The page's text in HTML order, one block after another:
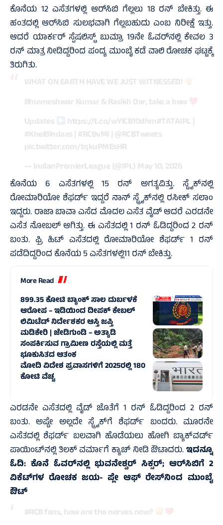
ಕೊನೆಯ 12 ಎಸೆತಗಳಲ್ಲಿ ಆರ್‌ಸಿಬಿ ಗೆಲ್ಲಲು 18 ರನ್‌ ಬೇಕಿತ್ತು. ಈ
ಹಂತದಲ್ಲಿ ಆರ್‌ಸಿಬಿ ಸುಲಭವಾಗಿ ಗೆಲ್ಲಬಹುದು ಎಂಬ ನಿರೀಕ್ಷೆ ಇತ್ತು.
ಆದರೆ ಯಾರ್ಕರ್‌ ಸ್ಪೆಷಲಿಸ್ಟ್‌ ಬುಮ್ರಾ 19ನೇ ಓವರ್‌ನಲ್ಲಿ ಕೇವಲ 3
ರನ್‌ ಮಾತ್ರ ನೀಡಿದ್ದರಿಂದ ಪಂದ್ಯ ಮುಂಬೈ ಕಡೆ ವಾಲಿ ರೋಚಕ ಘಟ್ಟಕ್ಕೆ
ತಿರುಗಿತು.
WHAT ON EARTH HAVE WE JUST WITNESSED!
Bhuvneshwar Kumar & Rasikh Dar, take a bow
Updates
https://t.co/wYlCB10dhm#TATAIPL |
#KhelBindaas |#RCBvMI |@RCBTweets
pic.twitter.com/tqkuPMEsHR
— IndianPremierLeague (@IPL) May 10, 2026
ಕೊನೆಯ 6 ಎಸೆತಗಳಲ್ಲಿ 15 ರನ್‌ ಅಗತ್ಯವಿತ್ತು. ಸ್ಟೈಕ್‌ನಲ್ಲಿ
ರೋಮಾರಿಯೋ ಶೆಫರ್ಡ್‌ ಇದ್ದರೆ ನಾನ್‌ ಸ್ಟ್ರೈಕ್‌ನಲ್ಲಿ ರಸೀಕ್‌ ಸಲಾಂ
ಇದ್ದರು. ರಾಜಾ ಬಾವಾ ಎಸೆದ ಮೊದಲ ಎಸೆತ ವೈಡ್‌ ಆದರೆ ಎರಡನೇ
ಎಸೆತ ನೋಬಲ್‌ ಆಗಿತ್ತು. ಈ ಎಸೆತದಲ್ಲಿ 1 ರನ್‌ ಓಡಿದ್ದರಿಂದ 2 ರನ್‌
ಬಂತು. ಫ್ರಿ ಹಿಟ್‌ ಎಸೆತದಲ್ಲಿ ರೋಮಾರಿಯೋ ಶೆಫರ್ಡ್‌ 1 ರನ್‌
ಪಡೆದಿದ್ದರಿಂದ ಕೊನೆಯ 5 ಎಸೆತಗಳಲ್ಲಿ11 ರನ್‌ ಬೇಕಿತ್ತು.
More Read
899.35 ಕೋಟಿ ಬ್ಯಾಂಕ್‌ ಸಾಲ ದುರ್ಬಳಕೆ
ಆರೋಪ – ಇಡಿಯಿಂದ ದೀಪಕ್ ಕೇಬಲ್
ಲಿಮಿಟೆಡ್‌ ನಿರ್ದೇಶಕರ ಆಸ್ತಿ ಜಪ್ತಿ
ಮಡಿಕೇರಿ | ಜೇಡಿಗುಂಡಿ – ಅತ್ಯಾಡಿ
ಸಂಪರ್ಕಿಸುವ ಗ್ರಾಮೀಣ ರಸ್ತೆಯಲ್ಲಿ ಮತ್ತೆ
ಭೂಕುಸಿತದ ಆತಂಕ
ಮೋದಿ ವಿದೇಶ ಪ್ರವಾಸಗಳಿಗೆ 2025ರಲ್ಲಿ 180
ಕೋಟಿ ವೆಚ್ಚ
ಎರಡನೇ ಎಸೆತದಲ್ಲಿ ವೈಡ್‌ ಜೊತೆಗೆ 1 ರನ್‌ ಓಡಿದ್ದರಿಂದ 2 ರನ್‌
ಬಂತು. ಅಷ್ಟೇ ಅಲ್ಲದೇ ಸ್ಟ್ರೈಕ್‌ಗೆ ಶೆಫರ್ಡ್‌ ಬಂದರು. ಮೂರನೇ
ಎಸೆತದಲ್ಲಿ ಶೆಫರ್ಡ್‌ ಬಲವಾಗಿ ಹೊಡೆಯಲು ಹೋಗಿ ಬ್ಯಾಕ್‌ವರ್ಡ್‌
ಪಾಯಿಂಟ್‌ನಲ್ಲಿ ತಿಲಕ್‌ ವರ್ಮಾಗೆ ಕ್ಯಾಚ್‌ ನೀಡಿ ಔಟಾದರು.ಇದನ್ನೂ
ಓದಿ: ಕೊನೆ ಓವರ್‌ನಲ್ಲಿ ಭುವನೇಶ್ವರ್‌ ಸಿಕ್ಸರ್‌; ಆರ್‌ಸಿಬಿಗೆ 2
ವಿಕೆಟ್‌ಗಳ ರೋಚಕ ಜಯ- ಪ್ಲೇ ಆಫ್‌ ರೇಸ್‌ನಿಂದ ಮುಂಬೈ
ಔಟ್‌
#RCBfans, how are the nerves now?